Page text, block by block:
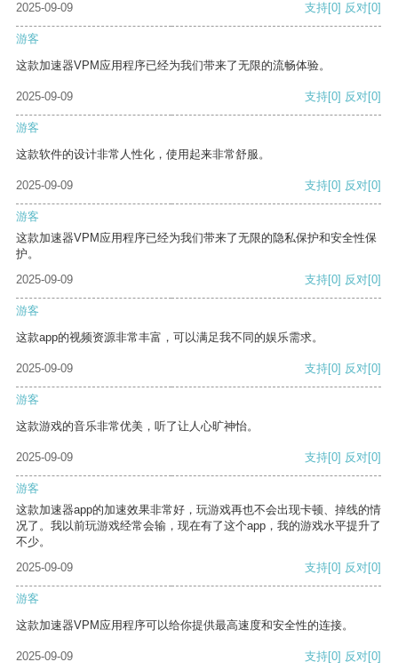
2025-09-09 支持[0] 反对[0]
游客
这款加速器VPM应用程序已经为我们带来了无限的流畅体验。
2025-09-09 支持[0] 反对[0]
游客
这款软件的设计非常人性化，使用起来非常舒服。
2025-09-09 支持[0] 反对[0]
游客
这款加速器VPM应用程序已经为我们带来了无限的隐私保护和安全性保
护。
2025-09-09
支持[0] 反对[0]
游客
这款app的视频资源非常丰富，可以满足我不同的娱乐需求。
2025-09-09 支持[0] 反对[0]
游客
这款游戏的音乐非常优美，听了让人心旷神怡。
2025-09-09 支持[0] 反对[0]
游客
这款加速器app的加速效果非常好，玩游戏再也不会出现卡顿、掉线的情
况了。我以前玩游戏经常会输，现在有了这个app，我的游戏水平提升了
不少。
2025-09-09
支持[0] 反对[0]
游客
这款加速器VPM应用程序可以给你提供最高速度和安全性的连接。
2025-09-09 支持[0] 反对[0]